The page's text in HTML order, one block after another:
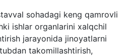
sohadagi keng qamrovli
ishlar organlarini xalqchil
jarayonida jinoyatlarni
takomillashtirish,